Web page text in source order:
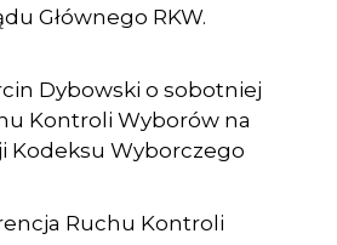
Głównego RKW.
Dybowski o sobotniej
Kontroli Wyborów na
Kodeksu Wyborczego
Ruchu Kontroli